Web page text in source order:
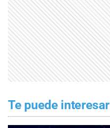
Te puede interesar